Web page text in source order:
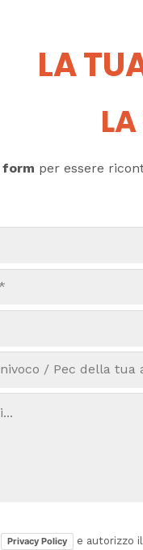
LA
form per essere
Privacy Policy e autorizzo